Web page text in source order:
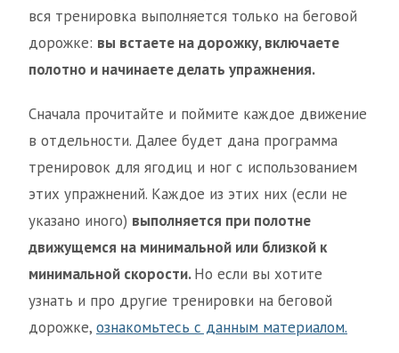
вся тренировка выполняется только на беговой
дорожке: вы встаете на дорожку, включаете
полотно и начинаете делать упражнения.
Сначала прочитайте и поймите каждое движение
в отдельности. Далее будет дана программа
тренировок для ягодиц и ног с использованием
этих упражнений. Каждое из этих них (если не
указано иного) выполняется при полотне
движущемся на минимальной или близкой к
минимальной скорости.Но если вы хотите
узнать и про другие тренировки на беговой
дорожке, ознакомьтесь с данным материалом.